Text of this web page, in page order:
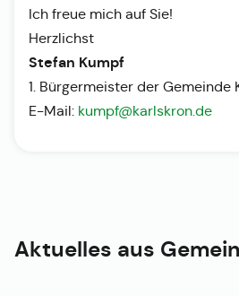
Ich freue mich auf Sie!
Herzlichst
Stefan Kumpf
1. Bürgermeister der Gemeinde
E-Mail: kumpf@karlskron.de
Aktuelles aus